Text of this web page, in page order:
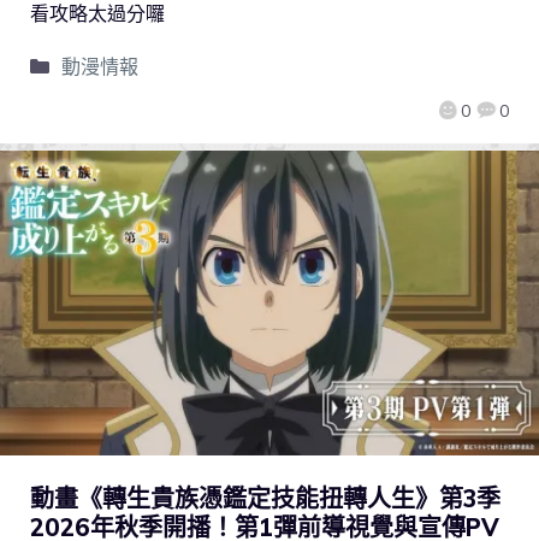
0 0
看攻略太過分囉
動漫情報
動畫《轉生貴族憑鑑定技能扭轉人生》第3季
2026年秋季開播！第1彈前導視覺與宣傳PV